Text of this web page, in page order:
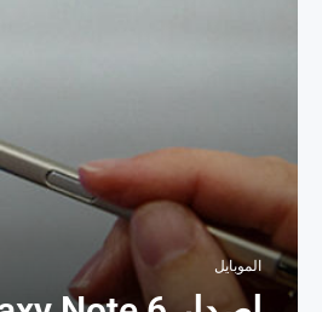
الموبايل